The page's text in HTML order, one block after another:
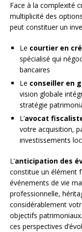
Face à la complexité
multiplicité des
peut constituer un
Le courtier en
spécialisé qui
bancaires
Le conseiller en
vision globale
stratégie
L’avocat
votre acquisition,
investissements
L’anticipation des
constitue un élément
événements de vie
professionnelle,
considérablement
objectifs
ces perspectives